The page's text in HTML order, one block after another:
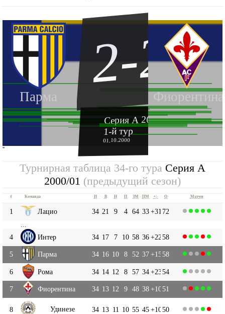
Парма Фиорентина
2-2
Серия А 2000-2001
1-й тур
01.10.2000
''
Турнирная таблица 34-го тура Серия А
2000/01 (предыдущий сезон)
# Команда И В Н П ЗМ ПМ +|- О Матчи
1 Лацио 34 21 9 4 64 33+31 72
4
Интер 34 17 7 10 58 36+2258
5 Парма 34 16 10 8 52 37+15 58
6 Рома 34 14 12 8 57 34+2354
7 Фиорентина 34 13 12 9 48 38+10 51
8 Удинезе 34 13 11 10 55 45+1050